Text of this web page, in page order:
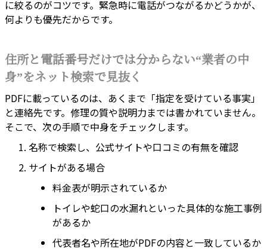
に絞るのがコツです。緊急時に電話がつながるかどうかが、
何よりも優先だからです。
住所と電話番号だけでは分からない“業者の中
身”をネット検索で見抜く
PDFに載っているのは、あくまで「指定を受けている事実」
と連絡先です。修理の質や説明力までは書かれていません。
そこで、次の手順で中身をチェックします。
名称で検索し、公式サイトや口コミの有無を確認
サイトがある場合
料金表が明示されているか
トイレや蛇口の水漏れといった具体的な施工事例
があるか
代表者名や所在地がPDFの内容と一致しているか